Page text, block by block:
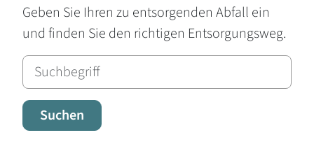
Geben Sie Ihren zu entsorgenden Abfall ein
und finden Sie den richtigen Entsorgungsweg.
Suchen